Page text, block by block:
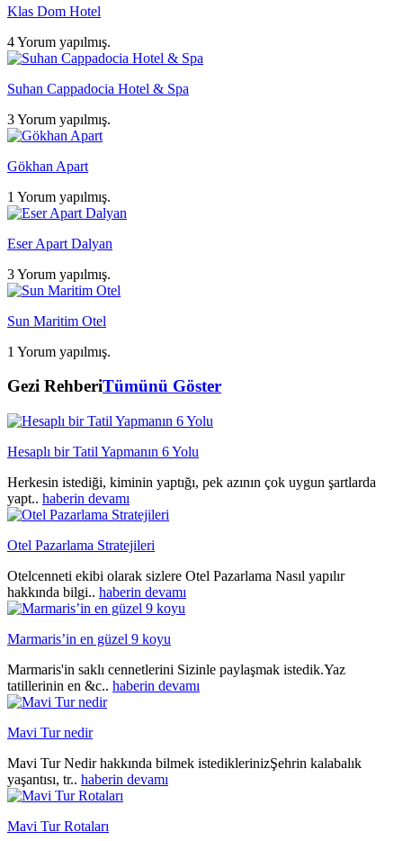
Klas Dom Hotel
4 Yorum yapılmış.
Suhan Cappadocia Hotel & Spa
3 Yorum yapılmış.
Gökhan Apart
1 Yorum yapılmış.
Eser Apart Dalyan
3 Yorum yapılmış.
Sun Maritim Otel
1 Yorum yapılmış.
Gezi RehberiTümünü Göster
Hesaplı bir Tatil Yapmanın 6 Yolu
Herkesin istediği, kiminin yaptığı, pek azının çok uygun şartlarda
yapt.. haberin devamı
Otel Pazarlama Stratejileri
Otelcenneti ekibi olarak sizlere Otel Pazarlama Nasıl yapılır
hakkında bilgi.. haberin devamı
Marmaris’in en güzel 9 koyu
Marmaris'in saklı cennetlerini Sizinle paylaşmak istedik.Yaz
tatillerinin en &c.. haberin devamı
Mavi Tur nedir
Mavi Tur Nedir hakkında bilmek istediklerinizŞehrin kalabalık
yaşantısı, tr.. haberin devamı
Mavi Tur Rotaları